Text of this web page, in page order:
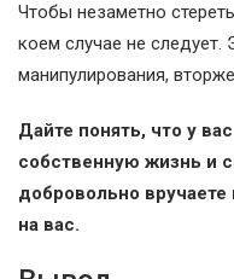
Чтобы незаметно
коем случае не
манипулирования,
Дайте понять, что у
собственную жизнь и
добровольно
на вас.